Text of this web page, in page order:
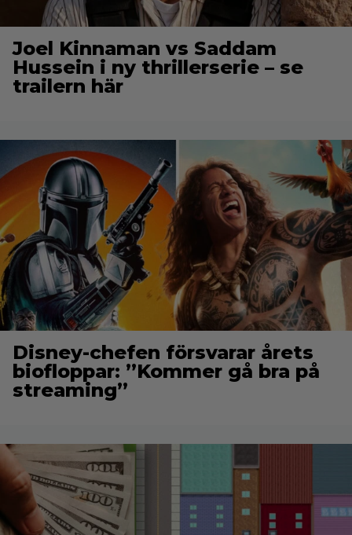
Joel Kinnaman vs Saddam
Hussein i ny thrillerserie – se
trailern här
Disney-chefen försvarar årets
biofloppar: ”Kommer gå bra på
streaming”